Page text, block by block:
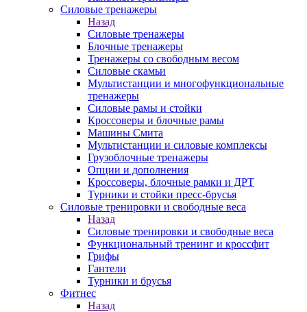
Силовые тренажеры
Назад
Силовые тренажеры
Блочные тренажеры
Тренажеры со свободным весом
Силовые скамьи
Мультистанции и многофункциональные
тренажеры
Силовые рамы и стойки
Кроссоверы и блочные рамы
Машины Смита
Мультистанции и силовые комплексы
Грузоблочные тренажеры
Опции и дополнения
Кроссоверы, блочные рамки и ДРТ
Турники и стойки пресс-брусья
Силовые тренировки и свободные веса
Назад
Силовые тренировки и свободные веса
Функциональный тренинг и кроссфит
Грифы
Гантели
Турники и брусья
Фитнес
Назад